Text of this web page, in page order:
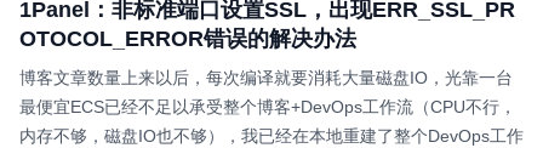
1Panel：非标准端口设置SSL，出现ERR_SSL_PR
OTOCOL_ERROR错误的解决办法
博客文章数量上来以后，每次编译就要消耗大量磁盘IO，光靠一台
最便宜ECS已经不足以承受整个博客+DevOps工作流（CPU不行，
内存不够，磁盘IO也不够），我已经在本地重建了整个DevOps工作